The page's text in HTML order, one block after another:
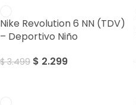
Nike Revolution 6 NN (TDV)
– Deportivo Niño
$3.499 $ 2.299